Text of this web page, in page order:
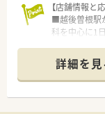
【こんな方が
■若手からベ
それぞれの経
励んでいます
■仕事と育児
■病院での勤
【店舗情報と
■越後曽根駅
科を中心に1
■門前の医療
が地域に根
す。
■平日は18時
詳細を見